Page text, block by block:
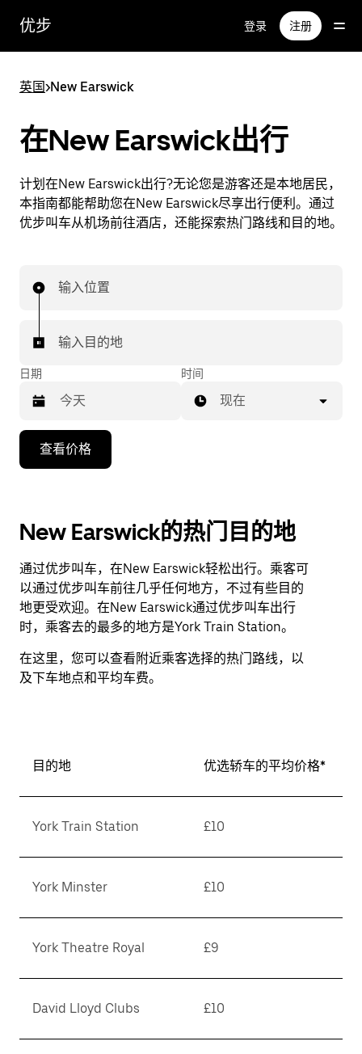
优步 登录 注册
英国>New Earswick
在New Earswick出行
计划在New Earswick出行?无论您是游客还是本地居民，
本指南都能帮助您在New Earswick尽享出行便利。通过
优步叫车从机场前往酒店，还能探索热门路线和目的地。
输入位置
输入目的地
日期
向
头
键
可
浏
览
日
并
选
出
时间
现在
查看价格
New Earswick的热门目的地
通过优步叫车，在New Earswick轻松出行。乘客可
以通过优步叫车前往几乎任何地方，不过有些目的
地更受欢迎。在New Earswick通过优步叫车出行
时，乘客去的最多的地方是York Train Station。
在这里，您可以查看附近乘客选择的热门路线，以
及下车地点和平均车费。
目的地 优选轿车的平均价格*
York Train Station £10
York Minster £10
York Theatre Royal £9
David Lloyd Clubs £10